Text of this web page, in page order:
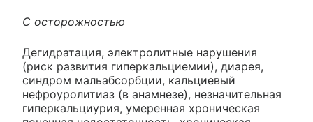
С осторожностью
Дегидратация, электролитные нарушения
(риск развития гиперкальциемии), диарея,
синдром мальабсорбции, кальциевый
нефроуролитиаз (в анамнезе), незначительная
гиперкальциурия, умеренная хроническая